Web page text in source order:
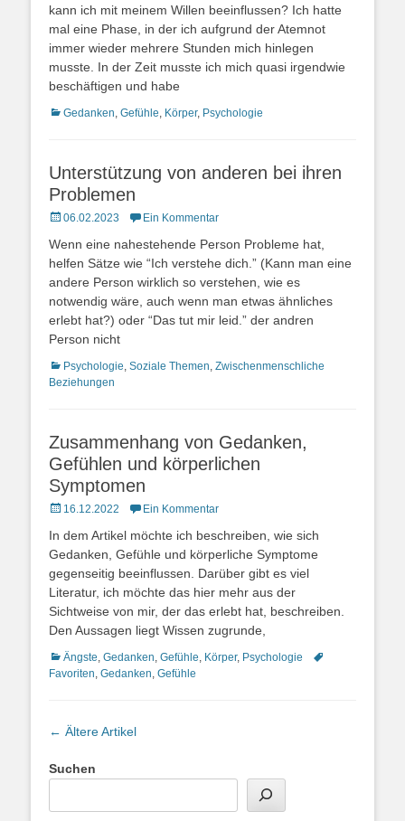
kann ich mit meinem Willen beeinflussen? Ich hatte
mal eine Phase, in der ich aufgrund der Atemnot
immer wieder mehrere Stunden mich hinlegen
musste. In der Zeit musste ich mich quasi irgendwie
beschäftigen und habe
Kategorien
Gedanken, Gefühle, Körper, Psychologie
Unterstützung von anderen bei ihren
Problemen
Posted
06.02.2023 Ein Kommentar
Wenn eine nahestehende Person Probleme hat,
helfen Sätze wie “Ich verstehe dich.” (Kann man eine
andere Person wirklich so verstehen, wie es
notwendig wäre, auch wenn man etwas ähnliches
erlebt hat?) oder “Das tut mir leid.” der andren
Person nicht
Kategorien
Psychologie, Soziale Themen, Zwischenmenschliche
Beziehungen
Zusammenhang von Gedanken,
Gefühlen und körperlichen
Symptomen
Posted
16.12.2022 Ein Kommentar
In dem Artikel möchte ich beschreiben, wie sich
Gedanken, Gefühle und körperliche Symptome
gegenseitig beeinflussen. Darüber gibt es viel
Literatur, ich möchte das hier mehr aus der
Sichtweise von mir, der das erlebt hat, beschreiben.
Den Aussagen liegt Wissen zugrunde,
Kategorien
Ängste, Gedanken, Gefühle, Körper, Psychologie
Schlagworte
Favoriten, Gedanken, Gefühle
Beitragsnavigation
← Ältere Artikel
Suchen